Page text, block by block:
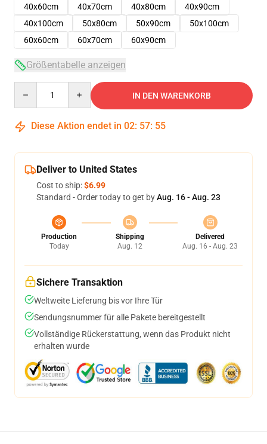
40x60cm
40x70cm 40x80cm
40x90cm
40x100cm
50x80cm 50x90cm
50x100cm
60x60cm
60x70cm 60x90cm
Größentabelle anzeigen
IN DEN WARENKORB
Diese Aktion endet in 02: 57: 54
Deliver to United States
Cost to ship:$6.99
Standard - Order today to get byAug. 16 - Aug. 23
Production
Today
Shipping
Aug. 12
Delivered
Aug. 16 - Aug. 23
Sichere Transaktion
Weltweite Lieferung bis vor Ihre Tür
Sendungsnummer für alle Pakete bereitgestellt
Vollständige Rückerstattung, wenn das Produkt nicht
erhalten wurde